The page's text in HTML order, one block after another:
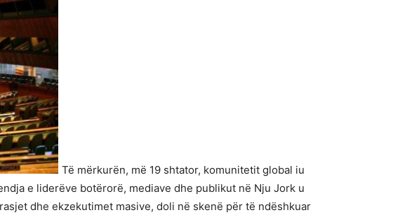
Të mërkurën, më 19 shtator, komunitetit global iu
e liderëve botërorë, mediave dhe publikut në Nju Jork u
dhe ekzekutimet masive, doli në skenë për të ndëshkuar